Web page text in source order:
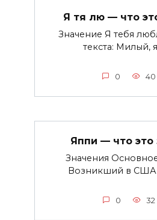
Я тя лю — что
Значение Я тебя
текста: Милый,
0 40
Яппи — что это
Значения
Возникший в США
0 32